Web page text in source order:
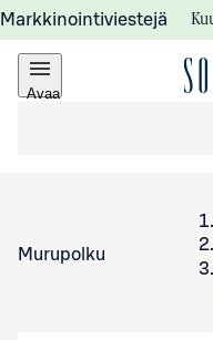
Markkinointiviestejä
Avaa
Murupolku